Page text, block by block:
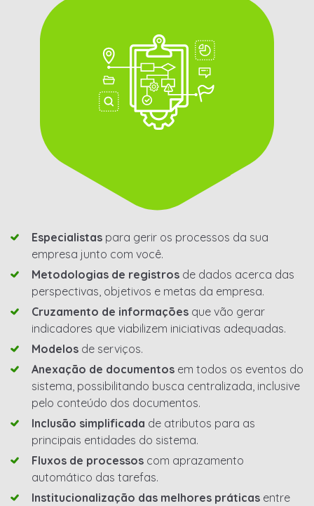
Especialistas para gerir os processos da sua
empresa junto com você.
Metodologias de registros de dados acerca das
perspectivas, objetivos e metas da empresa.
Cruzamento de informações que vão gerar
indicadores que viabilizem iniciativas adequadas.
Modelos de serviços.
Anexação de documentos em todos os eventos do
sistema, possibilitando busca centralizada, inclusive
pelo conteúdo dos documentos.
Inclusão simplificada de atributos para as
principais entidades do sistema.
Fluxos de processos com aprazamento
automático das tarefas.
Institucionalização das melhores práticas entre